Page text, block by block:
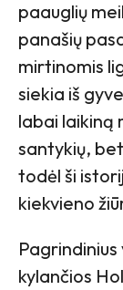
paauglių
panašių
mirtinomis
siekia iš
labai laikiną
santykių,
todėl ši
kiekvieno
kylančios